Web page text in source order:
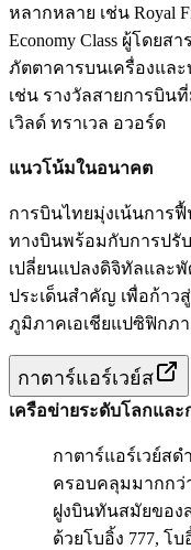
หลากหลาย เช่น Royal
Economy Class ผู้โดย
ภัตตาคารบนเครื่องแล
เช่น รางวัลสายการบิน
เวิลด์ ทราเวล อวอร์ด
แนวโน้มในอนาคต
การบินไทยมุ่งเน้นการ
ทางบินพร้อมกับการปรั
เปลี่ยนแปลงดิจิทัลและ
ประเด็นสำคัญ เพื่อก้าว
ภูมิภาคเอเชียแปซิฟิกภา
กาตาร์แอร์เวย์ส
เครือข่ายระดับโลกและ
กาตาร์แอร์เวย์ส
ครอบคลุมมากกว่
ฝูงบินทันสมัยของ
ด้วยโบอิ้ง 777, โ